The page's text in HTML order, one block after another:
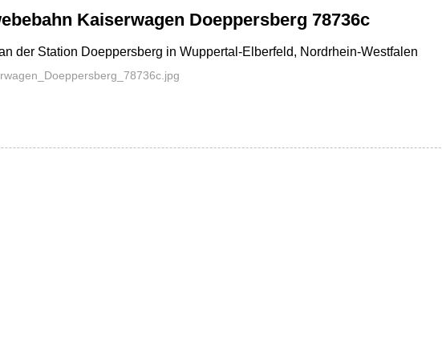
Kaiserwagen Doeppersberg 78736c
der Station Doeppersberg in Wuppertal-Elberfeld, Nordrhein-Westfalen